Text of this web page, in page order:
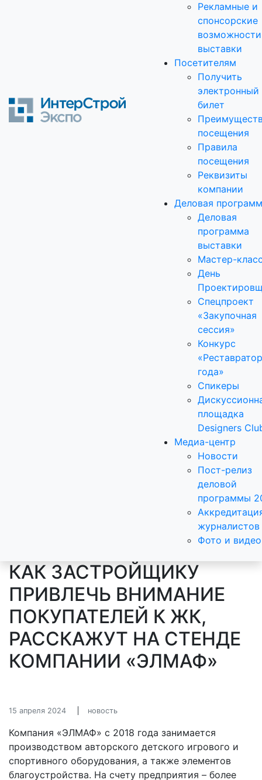
Рекламные и
спонсорские
возможности
выставки
Посетителям
Получить
электронный
билет
посещения
Правила
посещения
Реквизиты
компании
Деловая
Деловая
программа
выставки
Мастер-
День
Спецпроект
«Закупочная
сессия»
Конкурс
«Реставратор
года»
Спикеры
площадка
Designers
Медиа-центр
Новости
Пост-релиз
деловой
программы
журналистов
Фото и видео
КАК ЗАСТРОЙЩИКУ
ПРИВЛЕЧЬ ВНИМАНИЕ
ПОКУПАТЕЛЕЙ К ЖК,
РАССКАЖУТ НА СТЕНДЕ
КОМПАНИИ «ЭЛМАФ»
15 апреля 2024 новость
Компания «ЭЛМАФ» с 2018 года занимается
производством авторского детского игрового и
спортивного оборудования, а также элементов
благоустройства. На счету предприятия – более